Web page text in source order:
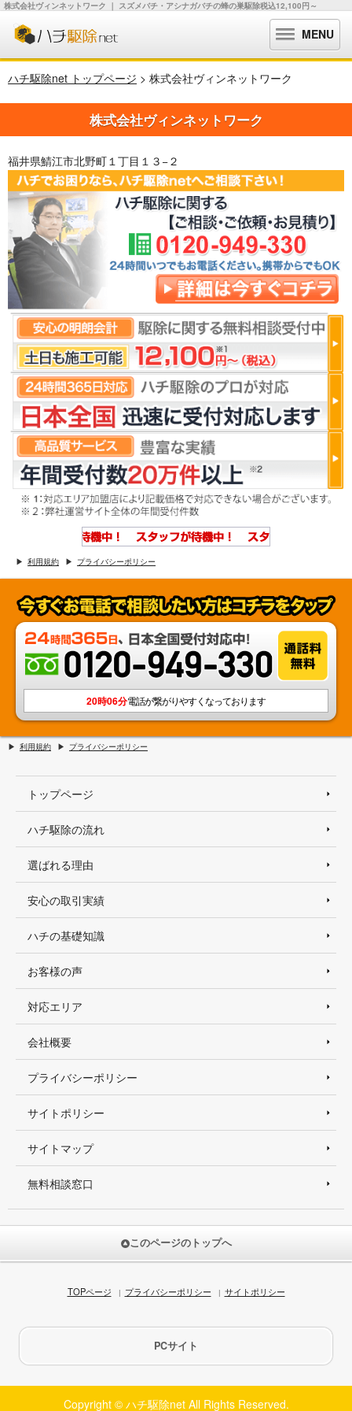
株式会社ヴィンネットワーク ｜ スズメバチ・アシナガバチの蜂の巣駆除税込12,100円～
MENU
ハチ駆除net トップページ > 株式会社ヴィンネットワーク
株式会社ヴィンネットワーク
福井県鯖江市北野町１丁目１３−２
利用規約 プライバシーポリシー
20時06分電話が繋がりやすくなっております
利用規約 プライバシーポリシー
トップページ
ハチ駆除の流れ
選ばれる理由
安心の取引実績
ハチの基礎知識
お客様の声
対応エリア
会社概要
プライバシーポリシー
サイトポリシー
サイトマップ
無料相談窓口
このページのトップへ
TOPページ プライバシーポリシー サイトポリシー
PCサイト
Copyright © ハチ駆除net All Rights Reserved.